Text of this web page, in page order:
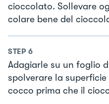
cioccolato. Sollevare
colare bene del
STEP 6
Adagiarle su un foglio
spolverare la
cocco prima che il